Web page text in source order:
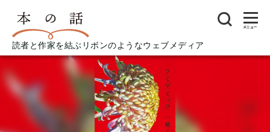
読者と作家を結ぶリボンのようなウェブメディア
メニュー